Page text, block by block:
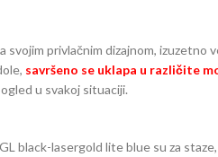
privlačnim dizajnom, izuzetno
savršeno se uklapa u različite
u svakoj situaciji.
black-lasergold lite blue su za